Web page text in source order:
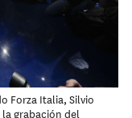
Forza Italia, Silvio
grabación del